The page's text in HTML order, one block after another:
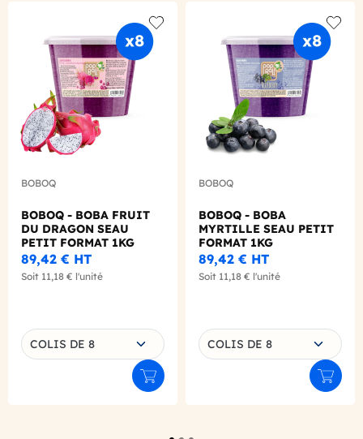
Add to wishlist
BOBOQ
BOBOQ - BOBA FRUIT
DU DRAGON SEAU
PETIT FORMAT 1KG
89,42 € HT
Soit 11,18 € l'unité
Choisissez une déclinaison
COLIS DE 8
Ajouter au panier
Add
BOBOQ
BOBOQ - BOBA
MYRTILLE SEAU PETIT
FORMAT 1KG
89,42 € HT
Soit 11,18 € l'unité
Choisissez une déclinaison
COLIS DE 8